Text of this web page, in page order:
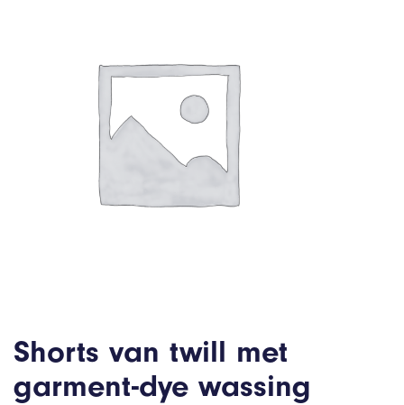
Shorts van twill met
garment-dye wassing